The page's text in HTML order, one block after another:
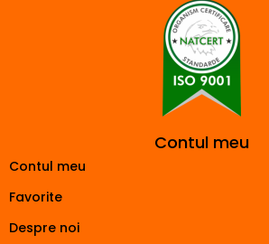
Contul meu
Contul meu
Favorite
Despre noi